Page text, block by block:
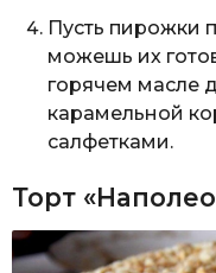
Пусть пирожки
можешь их
горячем масле
карамельной
салфетками.
Торт